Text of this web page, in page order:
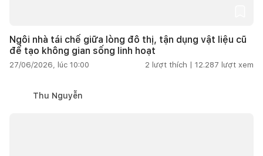
Ngôi nhà tái chế giữa lòng đô thị, tận dụng vật liệu cũ
để tạo không gian sống linh hoạt
27/06/2026, lúc 10:00 2 lượt thích | 12.287 lượt xem
Thu Nguyễn